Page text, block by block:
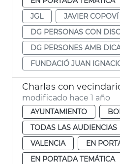
JGL
JAVIER COPOVÍ
DG PERSONAS CON
DG PERSONES AMB
FUNDACIÓ JUAN
modificado hace 1 año
AYUNTAMIENTO
TODAS LAS AUDIENCIAS
VALENCIA
EN
EN PORTADA TEMÁTICA